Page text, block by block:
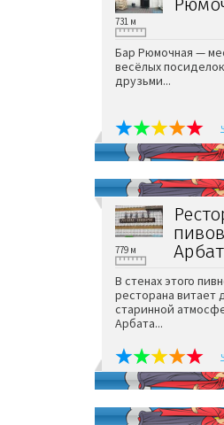
731 м
Бар Рюмочная —
весёлых
друзьми...
Арбат
779 м
В стенах этого
ресторана витает
старинной
Арбата...